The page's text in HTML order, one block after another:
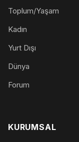
Toplum/Yaşam
Kadın
Yurt Dışı
Dünya
Forum
KURUMSAL